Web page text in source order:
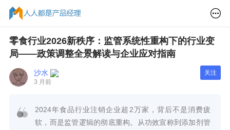
零食行业2026新秩序：监管系统性重构下的行业变
局——政策调整全景解读与企业应对指南
沙水
3 月前
关注
2024年食品行业注销企业超2万家，背后不是消费疲
软，而是监管逻辑的彻底重构。从功效宣称到添加剂管